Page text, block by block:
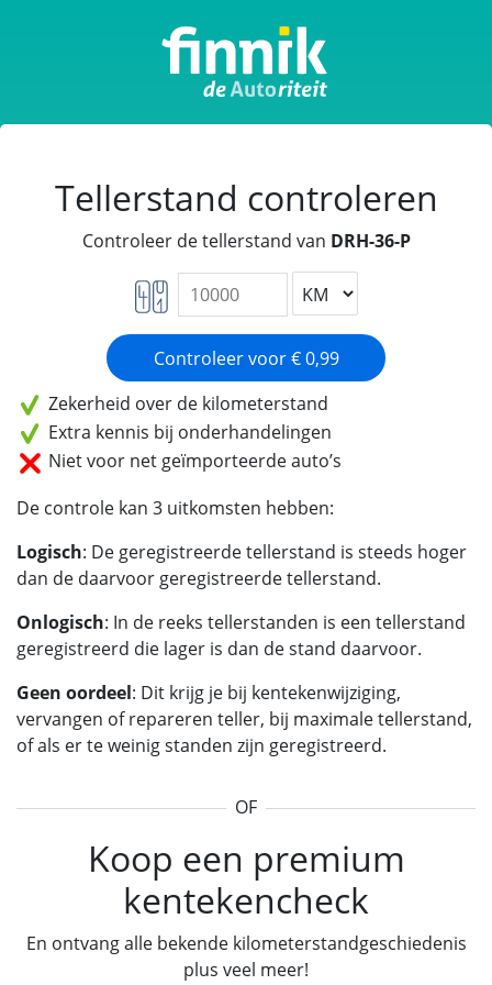
Tellerstand controleren
Controleer de tellerstand van DRH-36-P
Zekerheid over de kilometerstand
Extra kennis bij onderhandelingen
Niet voor net geïmporteerde auto’s
De controle kan 3 uitkomsten hebben:
Logisch: De geregistreerde tellerstand is steeds hoger
dan de daarvoor geregistreerde tellerstand.
Onlogisch: In de reeks tellerstanden is een tellerstand
geregistreerd die lager is dan de stand daarvoor.
Geen oordeel: Dit krijg je bij kentekenwijziging,
vervangen of repareren teller, bij maximale tellerstand,
of als er te weinig standen zijn geregistreerd.
OF
Koop een premium
kentekencheck
En ontvang alle bekende kilometerstandgeschiedenis
plus veel meer!